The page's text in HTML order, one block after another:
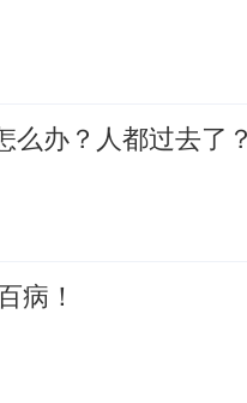
办？人都过去了？
病！